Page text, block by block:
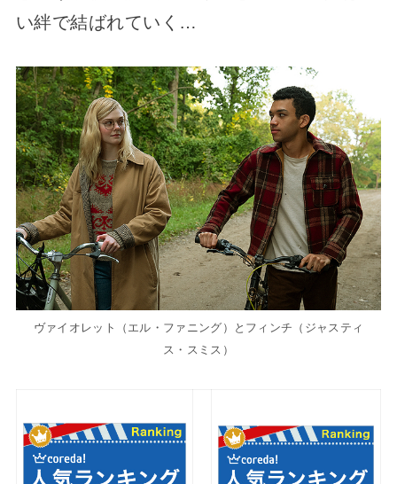
い絆で結ばれていく…
ヴァイオレット（エル・ファニング）とフィンチ（ジャスティ
ス・スミス）